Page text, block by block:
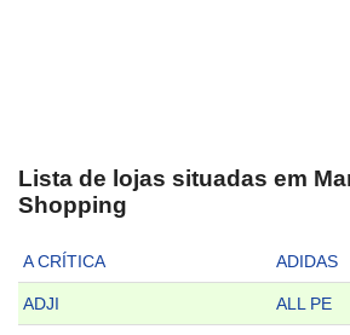
Lista de lojas situadas em
Shopping
A CRÍTICA ADIDAS
ADJI ALL PE